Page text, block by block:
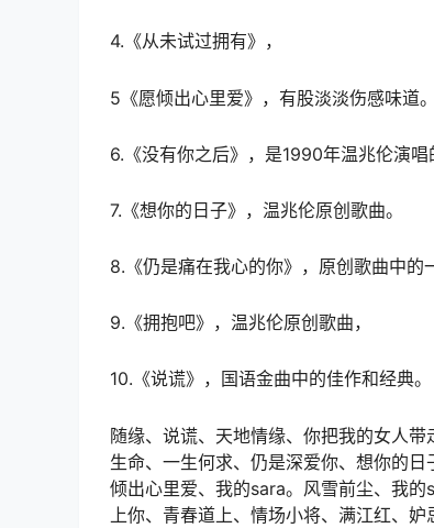
4.《从未试过拥有》，
5《愿倾出心里爱》，有股淡淡伤感味道。
6.《没有你之后》，是1990年温兆伦演
7.《想你的日子》，温兆伦原创歌曲。
8.《仍是痛在我心的你》，原创歌曲中的
9.《拥抱吧》，温兆伦原创歌曲，
10.《说谎》，国语金曲中的佳作和经典。
随缘、说谎、天地情缘、你把我的女人
生命、一生何求、仍是深爱你、想你的
倾出心里爱、我的sara。风雪前尘、我
上你、青春道上、情场小将、满江红、